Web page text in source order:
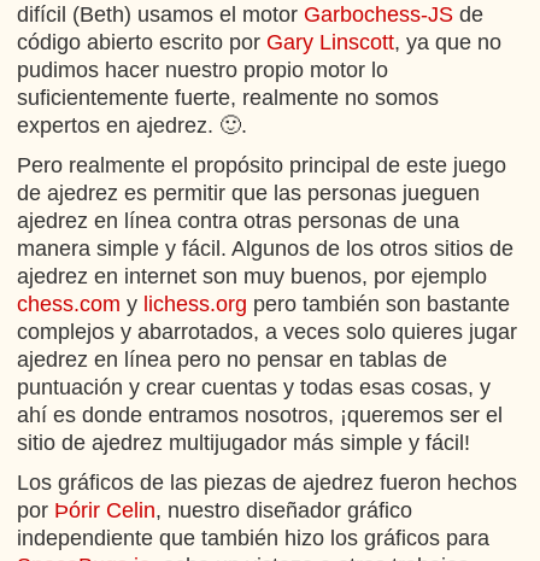
difícil (Beth) usamos el motor Garbochess-JS de
código abierto escrito por Gary Linscott, ya que no
pudimos hacer nuestro propio motor lo
suficientemente fuerte, realmente no somos
expertos en ajedrez. 🙂.
Pero realmente el propósito principal de este juego
de ajedrez es permitir que las personas jueguen
ajedrez en línea contra otras personas de una
manera simple y fácil. Algunos de los otros sitios de
ajedrez en internet son muy buenos, por ejemplo
chess.com y lichess.org pero también son bastante
complejos y abarrotados, a veces solo quieres jugar
ajedrez en línea pero no pensar en tablas de
puntuación y crear cuentas y todas esas cosas, y
ahí es donde entramos nosotros, ¡queremos ser el
sitio de ajedrez multijugador más simple y fácil!
Los gráficos de las piezas de ajedrez fueron hechos
por Þórir Celin, nuestro diseñador gráfico
independiente que también hizo los gráficos para